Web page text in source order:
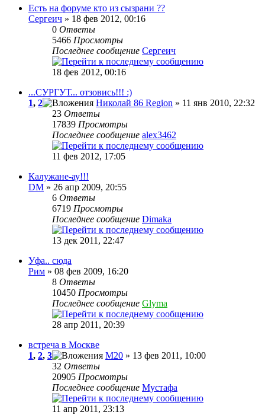
Есть на форуме кто из сызрани ??
Сергеич » 18 фев 2012, 00:16
0 Ответы
5466 Просмотры
Последнее сообщение Сергеич
18 фев 2012, 00:16
...СУРГУТ... отзовись!!! :)
1, 2 Николай 86 Region » 11 янв 2010, 22:32
23 Ответы
17839 Просмотры
Последнее сообщение alex3462
11 фев 2012, 17:05
Калужане-ау!!!
DM » 26 апр 2009, 20:55
6 Ответы
6719 Просмотры
Последнее сообщение Dimaka
13 дек 2011, 22:47
Уфа.. сюда
Рим » 08 фев 2009, 16:20
8 Ответы
10450 Просмотры
Последнее сообщение Glyma
28 апр 2011, 20:39
встреча в Москве
1, 2, 3 М20 » 13 фев 2011, 10:00
32 Ответы
20905 Просмотры
Последнее сообщение Мустафа
11 апр 2011, 23:13